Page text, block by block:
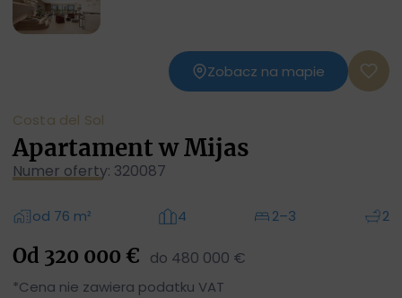
Zobacz na mapie
Costa del Sol
Apartament w Mijas
Numer oferty: 320087
od 76 m² 4 2–3 2
Od 320 000 € do 480 000 €
*Cena nie zawiera podatku VAT